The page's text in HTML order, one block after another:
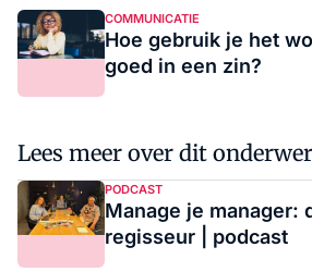
COMMUNICATIE
Hoe gebruik je het
goed in een zin?
Lees meer over dit
PODCAST
Manage je manager:
regisseur | podcast